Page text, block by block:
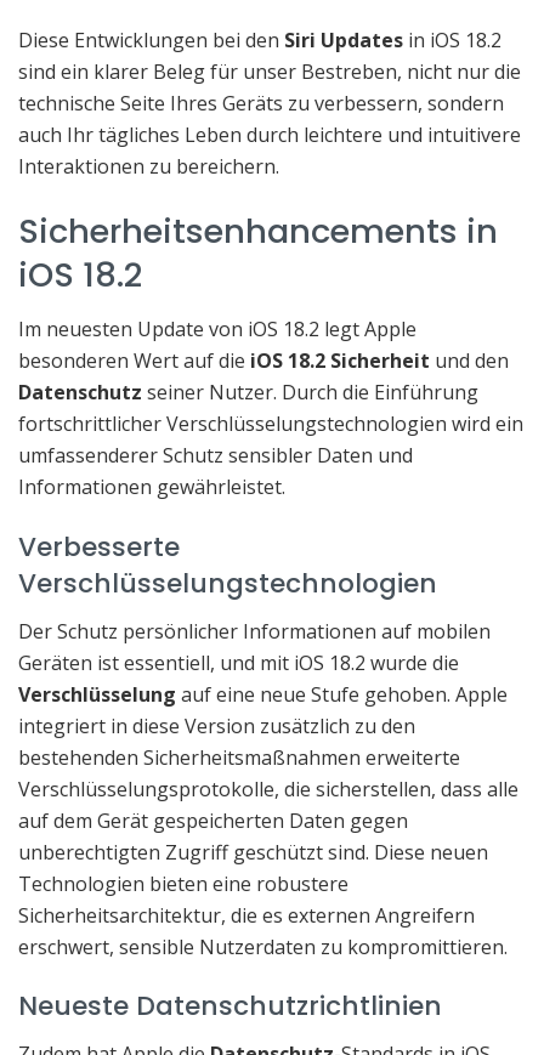
Diese Entwicklungen bei den Siri Updates in iOS 18.2
sind ein klarer Beleg für unser Bestreben, nicht nur die
technische Seite Ihres Geräts zu verbessern, sondern
auch Ihr tägliches Leben durch leichtere und intuitivere
Interaktionen zu bereichern.
Sicherheitsenhancements in
iOS 18.2
Im neuesten Update von iOS 18.2 legt Apple
besonderen Wert auf die iOS 18.2 Sicherheit und den
Datenschutz seiner Nutzer. Durch die Einführung
fortschrittlicher Verschlüsselungstechnologien wird ein
umfassenderer Schutz sensibler Daten und
Informationen gewährleistet.
Verbesserte
Verschlüsselungstechnologien
Der Schutz persönlicher Informationen auf mobilen
Geräten ist essentiell, und mit iOS 18.2 wurde die
Verschlüsselung auf eine neue Stufe gehoben. Apple
integriert in diese Version zusätzlich zu den
bestehenden Sicherheitsmaßnahmen erweiterte
Verschlüsselungsprotokolle, die sicherstellen, dass alle
auf dem Gerät gespeicherten Daten gegen
unberechtigten Zugriff geschützt sind. Diese neuen
Technologien bieten eine robustere
Sicherheitsarchitektur, die es externen Angreifern
erschwert, sensible Nutzerdaten zu kompromittieren.
Neueste Datenschutzrichtlinien